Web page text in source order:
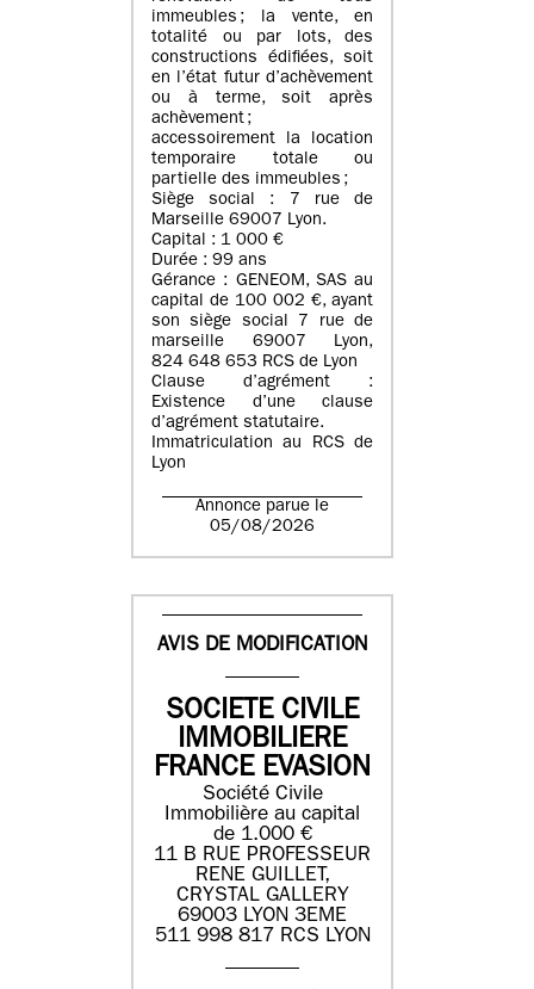
immeubles ; la vente, en
totalité ou par lots, des
constructions édifiées, soit
en l’état futur d’achèvement
ou à terme, soit après
achèvement ;
accessoirement la location
temporaire totale ou
partielle des immeubles ;
Siège social : 7 rue de
Marseille 69007 Lyon.
Capital : 1 000 €
Durée : 99 ans
Gérance : GENEOM, SAS au
capital de 100 002 €, ayant
son siège social 7 rue de
marseille 69007 Lyon,
824 648 653 RCS de Lyon
Clause d’agrément :
Existence d’une clause
d’agrément statutaire.
Immatriculation au RCS de
Lyon
Annonce parue le
05/08/2026
AVIS DE MODIFICATION
SOCIETE CIVILE
IMMOBILIERE
FRANCE EVASION
Société Civile
Immobilière au capital
de 1.000 €
11 B RUE PROFESSEUR
RENE GUILLET,
CRYSTAL GALLERY
69003 LYON 3EME
511 998 817 RCS LYON